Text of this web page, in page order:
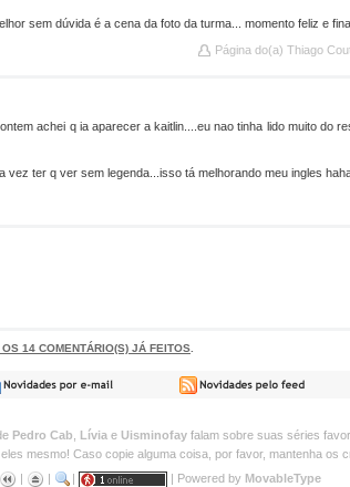
sem dúvida é a cena da foto da turma... momento feliz e
Página do(a) Thiago
achei q ia aparecer a kaitlin....eu nao tinha lido muito do
vez ter q ver sem legenda...isso tá melhorando meu ingles
14 COMENTÁRIO(S) JÁ FEITOS
Pedro Cab Líviae Uisminofayfalam sobre suas séries
mesmo! Caso copie alguma coisa, por favor, mantenha os
| | | | Powered by MovableType